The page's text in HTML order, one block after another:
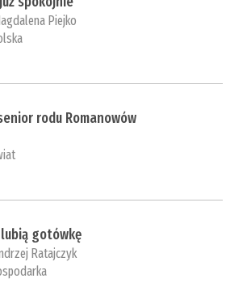
Piejko
rodu Romanowów
gotówkę
Ratajczyk